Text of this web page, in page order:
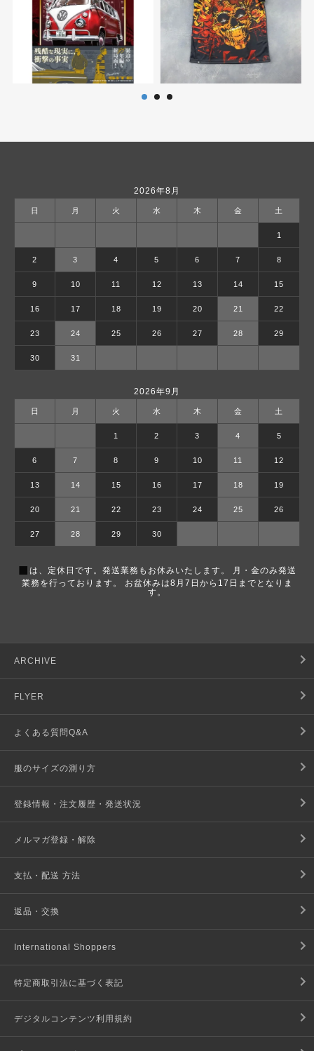
2026年8月
日 月 火 水 木 金 土
1
2 3 4 5 6 7 8
9 10 11 12 13 14 15
16 17 18 19 20 21 22
23 24 25 26 27 28 29
30 31
2026年9月
日 月 火 水 木 金 土
1 2 3 4 5
6 7 8 9 10 11 12
13 14 15 16 17 18 19
20 21 22 23 24 25 26
27 28 29 30
■ は、定休日です。発送業務もお休みいたします。 月・金のみ発送
業務を行っております。 お盆休みは8月7日から17日までとなりま
す。
ARCHIVE
FLYER
よくある質問Q&A
服のサイズの測り方
登録情報・注文履歴・発送状況
メルマガ登録・解除
支払・配送 方法
返品・交換
International Shoppers
特定商取引法に基づく表記
デジタルコンテンツ利用規約